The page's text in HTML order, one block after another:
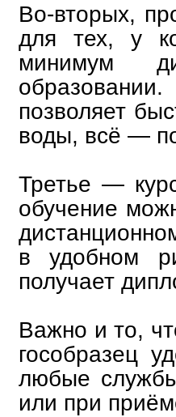
Во-вторых,
для тех, у
минимум
позволяет
воды, всё —
Третье —
обучение
в удобном
получает
Важно и то,
гособразец
любые
или при